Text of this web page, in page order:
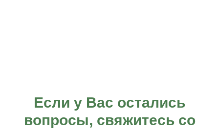
Если у Вас остались
вопросы, свяжитесь со